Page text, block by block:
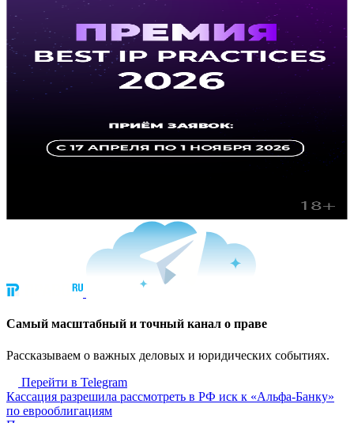
Cамый масштабный и точный канал о праве
Рассказываем о важных деловых и юридических событиях.
Перейти в Telegram
Кассация разрешила рассмотреть в РФ иск к «Альфа-Банку»
по еврооблигациям